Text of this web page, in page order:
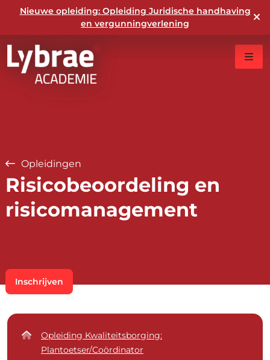
Nieuwe opleiding: Opleiding Juridische handhaving
en vergunningverlening
Opleidingen
Risicobeoordeling en
risicomanagement
Inschrijven
Opleiding Kwaliteitsborging:
Plantoetser/Coördinator